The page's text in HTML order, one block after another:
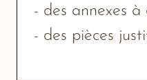
- des annexes
- des pièces